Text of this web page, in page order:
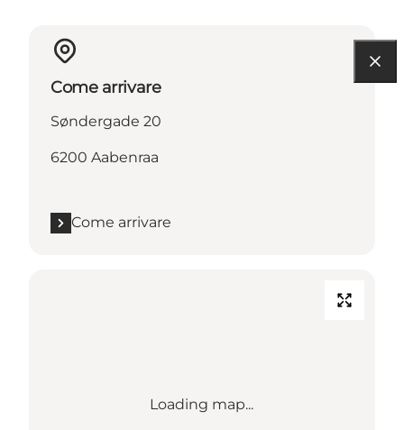
Come arrivare
Søndergade 20
6200 Aabenraa
Come arrivare
Loading map...